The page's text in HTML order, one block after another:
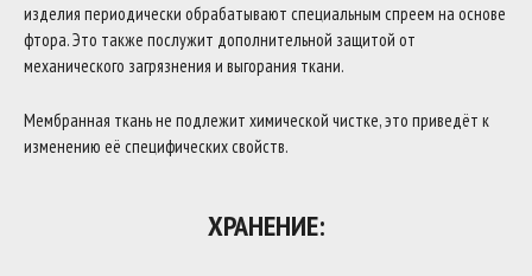
изделия периодически обрабатывают специальным спреем на основе
фтора. Это также послужит дополнительной защитой от
механического загрязнения и выгорания ткани.
Мембранная ткань не подлежит химической чистке, это приведёт к
изменению её специфических свойств.
ХРАНЕНИЕ: